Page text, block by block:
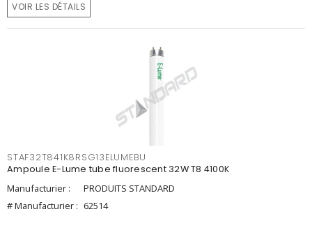
VOIR LES DÉTAILS
STAF32T841K8RSG13ELUMEBU
Ampoule E-Lume tube fluorescent 32W T8 4100K
Manufacturier :
PRODUITS STANDARD
# Manufacturier : 62514